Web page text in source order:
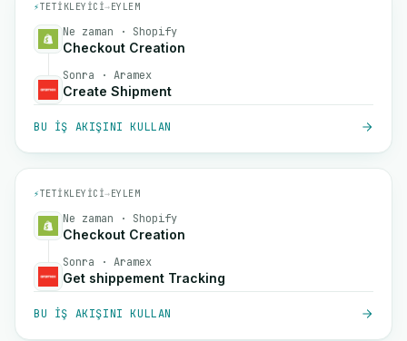
⚡TETIKLEYICI→EYLEM
Ne zaman · Shopify
Checkout Creation
Sonra · Aramex
Create Shipment
BU IŞ AKIŞINI KULLAN
⚡TETIKLEYICI→EYLEM
Ne zaman · Shopify
Checkout Creation
Sonra · Aramex
Get shippement Tracking
BU IŞ AKIŞINI KULLAN